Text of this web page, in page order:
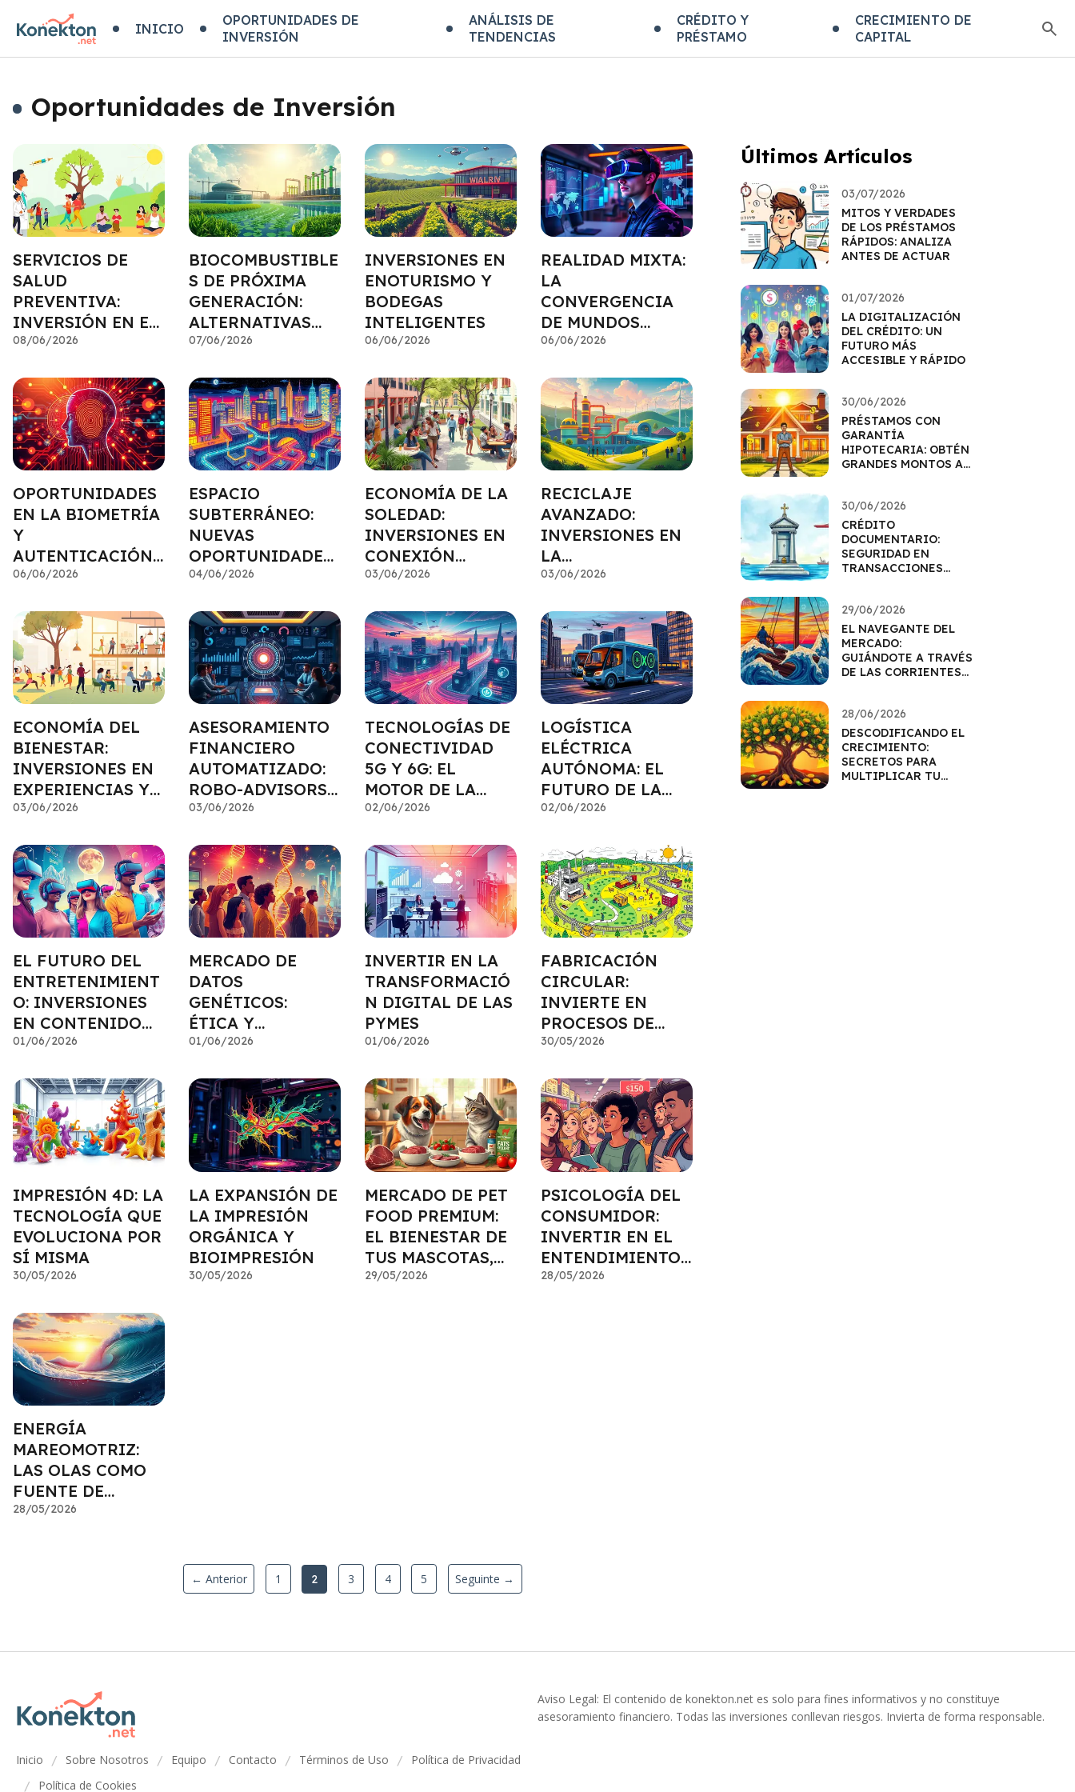
INICIO
OPORTUNIDADES DE
INVERSIÓN
ANÁLISIS DE
TENDENCIAS
CRÉDITO Y
PRÉSTAMO
CRECIMIENTO DE
CAPITAL
Oportunidades de Inversión
SERVICIOS DE
SALUD
PREVENTIVA:
INVERSIÓN EN EL
BIENESTAR
08/06/2026
BIOCOMBUSTIBLE
S DE PRÓXIMA
GENERACIÓN:
ALTERNATIVAS
ENERGÉTICAS
07/06/2026
INVERSIONES EN
ENOTURISMO Y
BODEGAS
INTELIGENTES
06/06/2026
REALIDAD MIXTA:
LA
CONVERGENCIA
DE MUNDOS
COMO
NEGOCIO
06/06/2026
OPORTUNIDADES
EN LA BIOMETRÍA
Y
AUTENTICACIÓN
DEL FUTURO
06/06/2026
ESPACIO
SUBTERRÁNEO:
NUEVAS
OPORTUNIDADES
EN
A INVISIBLE
04/06/2026
ECONOMÍA DE LA
SOLEDAD:
INVERSIONES EN
CONEXIÓN
SOCIAL
03/06/2026
RECICLAJE
AVANZADO:
INVERSIONES EN
LA
TRANSFORMACIÓ
03/06/2026
ECONOMÍA DEL
BIENESTAR:
INVERSIONES EN
EXPERIENCIAS Y
SALUD INTEGRAL
03/06/2026
ASESORAMIENTO
FINANCIERO
AUTOMATIZADO:
ROBO-ADVISORS
Y SU
03/06/2026
TECNOLOGÍAS DE
CONECTIVIDAD
5G Y 6G: EL
MOTOR DE LA
TRANSFORMACIÓ
02/06/2026
LOGÍSTICA
ELÉCTRICA
AUTÓNOMA: EL
FUTURO DE LA
ENTREGA
02/06/2026
EL FUTURO DEL
ENTRETENIMIENT
O: INVERSIONES
EN CONTENIDO
MULTIMEDIA
01/06/2026
MERCADO DE
DATOS
GENÉTICOS:
ÉTICA Y
OPORTUNIDADES
INFORMACIÓN
PERSONAL
01/06/2026
INVERTIR EN LA
TRANSFORMACIÓ
N DIGITAL DE LAS
PYMES
01/06/2026
FABRICACIÓN
CIRCULAR:
INVIERTE EN
PROCESOS DE
CERO RESIDUOS
30/05/2026
IMPRESIÓN 4D: LA
TECNOLOGÍA QUE
EVOLUCIONA POR
SÍ MISMA
30/05/2026
LA EXPANSIÓN DE
LA IMPRESIÓN
ORGÁNICA Y
BIOIMPRESIÓN
30/05/2026
MERCADO DE PET
FOOD PREMIUM:
EL BIENESTAR DE
TUS MASCOTAS,
TU INVERSIÓN
29/05/2026
PSICOLOGÍA DEL
CONSUMIDOR:
INVERTIR EN EL
ENTENDIMIENTO
DEL MERCADO
28/05/2026
ENERGÍA
MAREOMOTRIZ:
LAS OLAS COMO
FUENTE DE
INVERSIÓN
28/05/2026
← Anterior 1 2 3 4 5 Seguinte →
Últimos Artículos
03/07/2026
MITOS Y VERDADES
DE LOS PRÉSTAMOS
RÁPIDOS: ANALIZA
ANTES DE ACTUAR
01/07/2026
LA DIGITALIZACIÓN
DEL CRÉDITO: UN
FUTURO MÁS
ACCESIBLE Y RÁPIDO
30/06/2026
PRÉSTAMOS CON
GARANTÍA
HIPOTECARIA: OBTÉN
GRANDES MONTOS A
30/06/2026
CRÉDITO
DOCUMENTARIO:
SEGURIDAD EN
TRANSACCIONES
29/06/2026
EL NAVEGANTE DEL
MERCADO:
GUIÁNDOTE A TRAVÉS
DE LAS CORRIENTES
28/06/2026
DESCODIFICANDO EL
CRECIMIENTO:
SECRETOS PARA
MULTIPLICAR TU
Inicio / Sobre Nosotros / Equipo / Contacto / Términos de Uso / Política de Privacidad
/ Política de Cookies
Aviso Legal: El contenido de konekton.net es solo para fines informativos y no constituye
asesoramiento financiero. Todas las inversiones conllevan riesgos. Invierta de forma responsable.